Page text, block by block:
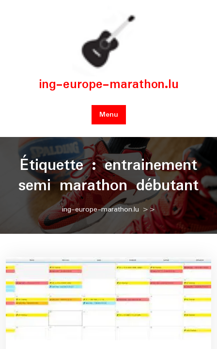
ing-europe-marathon.lu
Menu
Étiquette :entrainement
semi marathon débutant
ing-europe-marathon.lu >>